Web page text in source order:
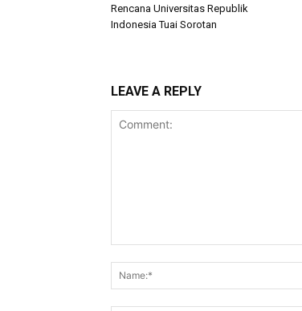
Rencana Universitas Republik
Indonesia Tuai Sorotan
LEAVE A REPLY